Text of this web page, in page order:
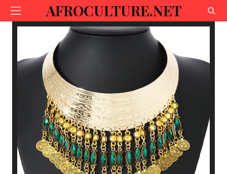
AFROCULTURE.NET